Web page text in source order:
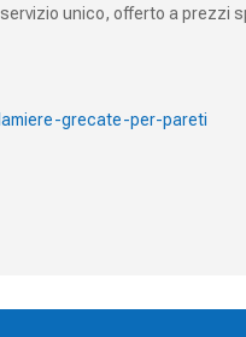
unico, offerto a prezzi